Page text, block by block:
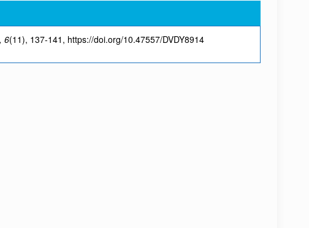
6(11), 137-141, https://doi.org/10.47557/DVDY8914